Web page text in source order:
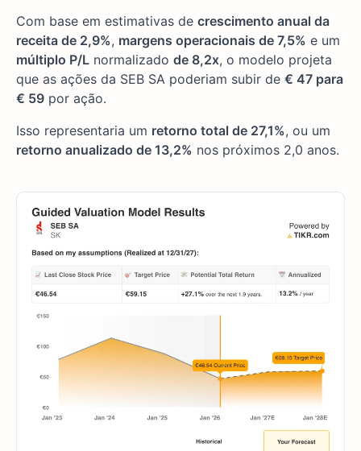
Com base em estimativas de crescimento anual da
receita de 2,9%, margens operacionais de 7,5% e um
múltiplo P/L normalizado de 8,2x, o modelo projeta
que as ações da SEB SA poderiam subir de € 47 para
€ 59 por ação.
Isso representaria um retorno total de 27,1%, ou um
retorno anualizado de 13,2% nos próximos 2,0 anos.